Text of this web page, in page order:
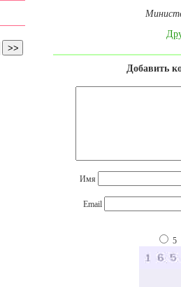
Добавить
Имя
Email
5